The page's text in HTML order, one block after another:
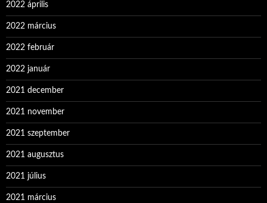
2022 április
2022 március
2022 február
2022 január
2021 december
2021 november
2021 szeptember
2021 augusztus
2021 július
2021 március